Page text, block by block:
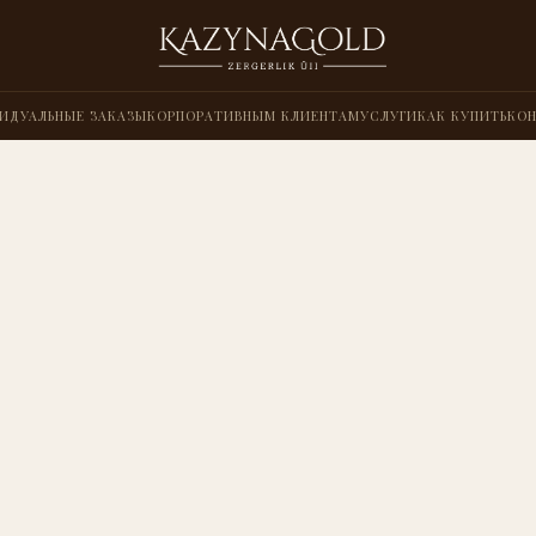
ЗАКАЗЫКОРПОРАТИВНЫМ КЛИЕНТАМУСЛУГИКАК КУПИТЬ